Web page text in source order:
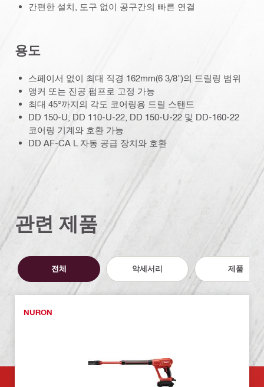
간편한 설치, 도구 없이 공구간의 빠른 연결
용도
스페이서 없이 최대 직경 162mm(6 3/8")의 드릴링 범위
앵커 또는 진공 펌프로 고정 가능
최대 45°까지의 각도 코어링용 드릴 스탠드
DD 150-U, DD 110-U-22, DD 150-U-22 및 DD-160-22
코어링 기계와 호환 가능
DD AF-CA L 자동 공급 장치와 호환
관련 제품
전체 악세서리 제품
NURON